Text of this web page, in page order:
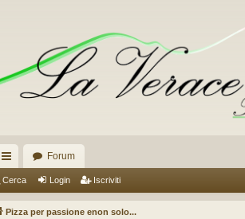
oll
eg
Forum
Cerca Login Iscriviti
Pizza per passione enon solo...